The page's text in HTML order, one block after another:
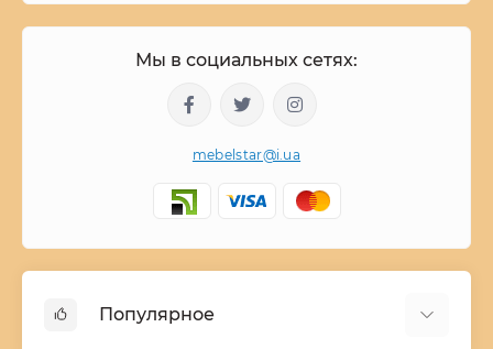
Мы в социальных сетях:
mebelstar@i.ua
Популярное